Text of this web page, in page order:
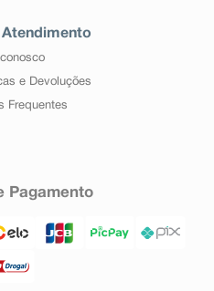
e Devoluções
Frequentes
Pagamento